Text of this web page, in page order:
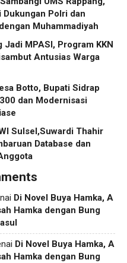
Polri dan
Muhammadiyah
Jadi MPASI, Program KKN
Antusias Warga
Botto, Bupati Sidrap
dan Modernisasi
Sulsel,Suwardi Thahir
Database dan
Di Novel Buya Hamka, A
Hamka dengan Bung
Di Novel Buya Hamka, A
Hamka dengan Bung